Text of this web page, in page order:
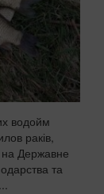
водойм
раків,
на Державне
та